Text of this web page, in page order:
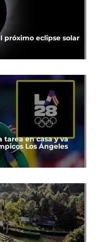
próximo eclipse solar
tarea en casa y va
Los Ángeles